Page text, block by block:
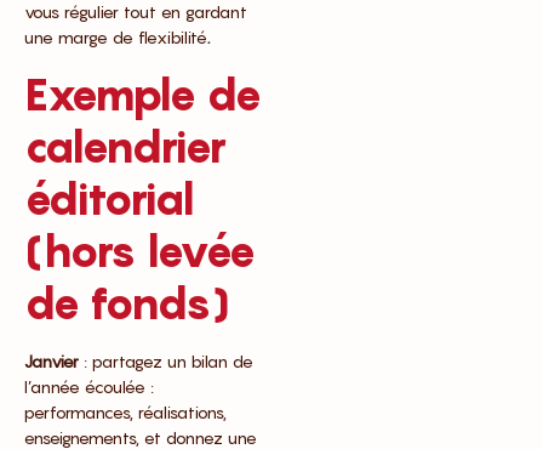
vous régulier tout en gardant
une marge de flexibilité.
Exemple de
calendrier
éditorial
(hors levée
de fonds)
Janvier : partagez un bilan de
l’année écoulée :
performances, réalisations,
enseignements, et donnez une